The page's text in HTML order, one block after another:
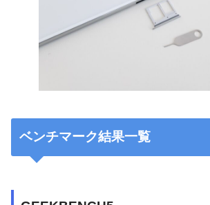
ベンチマーク結果一覧